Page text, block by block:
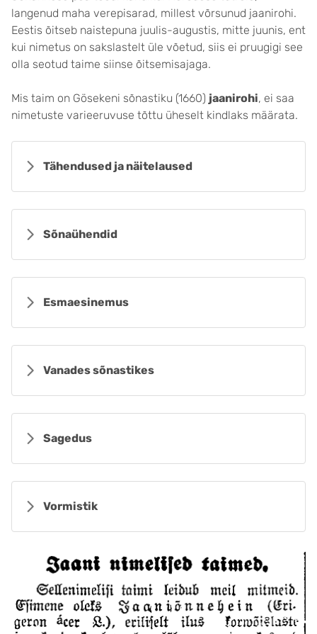
langenud maha verepisarad, millest võrsunud jaanirohi.
Eestis õitseb naistepuna juulis-augustis, mitte juunis, ent
kui nimetus on sakslastelt üle võetud, siis ei pruugigi see
olla seotud taime siinse õitsemisajaga.
Mis taim on Gösekeni sõnastiku (1660) jaanirohi, ei saa
nimetuste varieeruvuse tõttu üheselt kindlaks määrata.
Tähendused ja näitelaused
Sõnaühendid
Esmaesinemus
Vanades sõnastikes
Sagedus
Vormistik